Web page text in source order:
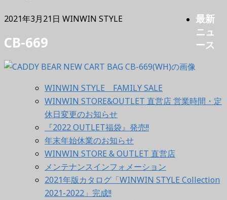
2021年3月21日 WINWIN STYLE
CB-669
最新
ニュ
ース
WINWIN STYLE FAMILY SALE
WINWIN STORE&OUTLET 直営店 営業時間・定
休日変更のお知らせ
『2022 OUTLET福袋』発売!!
年末年始休業のお知らせ
WINWIN STORE & OUTLET 直営店
メンテナンスインフォメーション
2021年版カタログ「WINWIN STYLE Collection
2021-2022」完成!!